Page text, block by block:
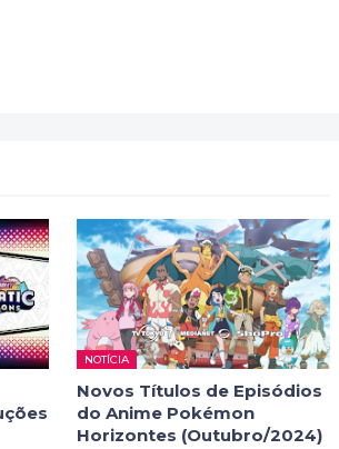
NOTÍCIA
Novos Títulos de Episódios
do Anime Pokémon
Horizontes (Outubro/2024)